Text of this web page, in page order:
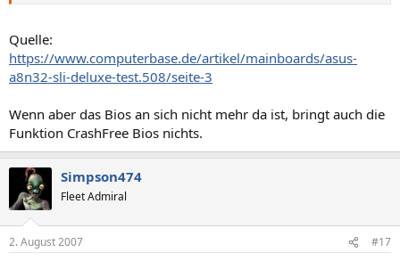
Quelle:
https://www.computerbase.de/artikel/mainboards/asus-
a8n32-sli-deluxe-test.508/seite-3
Wenn aber das Bios an sich nicht mehr da ist, bringt auch die
Funktion CrashFree Bios nichts.
Simpson474
Fleet Admiral
2. August 2007 #17